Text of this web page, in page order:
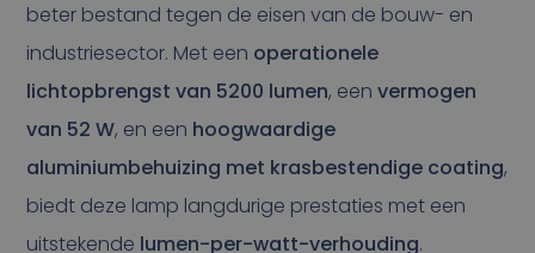
beter bestand tegen de eisen van de bouw- en
industriesector. Met een operationele
lichtopbrengst van 5200 lumen, eenvermogen
van 52 W, en een hoogwaardige
aluminiumbehuizing met krasbestendige coating,
biedt deze lamp langdurige prestaties met een
uitstekende lumen-per-watt-verhouding.